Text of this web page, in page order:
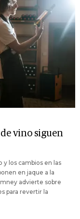
vino siguen
y los cambios en las
en jaque a la
advierte sobre
para revertir la